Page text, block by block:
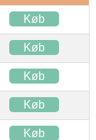
Køb
Køb
Køb
Køb
Køb